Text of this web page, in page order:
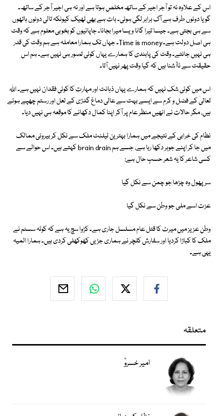
اس کے علاوہ نہ تو آجر اجیر کے ساتھ مخلص ہوتا ہے اور نہ ہی اجیر آجر کے ساتھ۔
گویا دونوں طرف ہے آگ برابر لگی ہوئی۔ بات ہے بھی ٹھیک کیونکہ تالی دونوں ہاتھوں
سے ہی بجتی ہے۔ جیسا تیرا گانا ویسا میرا بجانا۔ جاپانیوں کو بخوبی معلوم ہے کہ وقت
ہی اصل دولت ہے۔Time is money۔ جہاں تک ہمارا معاملہ ہے ہم وقت کی قدر
ہی نہیں جانتے۔ وقت کی پابندی کا ہمارے یہاں کوئی تصور ہی نہیں ہے۔ ہم اس
حقیقت سے ناآشنا ہیں کہ گیا وقت پھر نہیں آتا۔
اس میں کوئی شک نہیں کہ ہمارے یہاں ذہانت اور مہارت کا کوئی فقدان نہیں ہے۔ اللہ
تعالیٰ کے فضل و کرم سے ایسے بہت سے عالی دماغ گدڑی کے لعل اور رستم چھپے ہوئے
ہیں، مگر حالات نے انھیں منظر عام پر آکر اپنا کمال دکھانے کا موقعہ ہی نہیں دیا۔
نظام کی خرابی کے نتیجے میں ہمارا بہترین ٹیلنٹ ملک سے نکل کر بیرونی ممالک
میں جا کر اپنے جوہر دکھا رہا ہے، جسے ہم brain drain کہتے ہیں۔ اس حوالے سے
کسی شاعر کا یہ شعر حسبِ حال ہے:
سر پھول وہ چڑھا جو چمن سے نکل گیا
عزت اسے ملی جو وطن سے نکل گیا
وطن عزیز میں میرٹ کا قتل عام مسلسل جاری ہے۔ کڑوا سچ یہ ہے کہ کوٹہ سسٹم نے
ملک کا کباڑا کردیا اور سفارش کلچر نے ہماری جڑیں کھوکھلی کردی ہیں۔ ہمارا المیہ
یہی ہے۔
متعلقہ
امیر خسروؒ